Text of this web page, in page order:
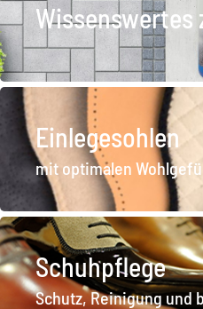
Wissenswertes
Einlegesohlen
mit optimalen
Schuhpflege
Schutz, Reinigung und